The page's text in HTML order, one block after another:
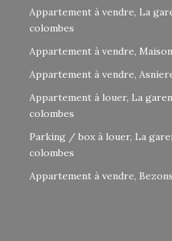
Appartement à vendre, La
colombes
Appartement à vendre,
Appartement à vendre,
Appartement à louer, La
colombes
Parking / box à louer, La
colombes
Appartement à vendre, Bezons